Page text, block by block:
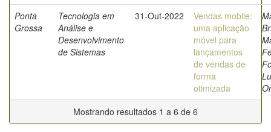
Ponta
Grossa
Tecnologia em
Análise e
Desenvolvimento
de Sistemas
31-Out-2022
Vendas mobile:
uma aplicação
móvel para
lançamentos
de vendas de
forma
otimizada
Mostrando resultados 1 a 6 de 6